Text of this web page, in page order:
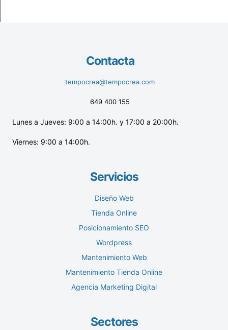
Contacta
tempocrea@tempocrea.com
649 400 155
Lunes a Jueves: 9:00 a 14:00h. y 17:00 a 20:00h.
Viernes: 9:00 a 14:00h.
Servicios
Diseño Web
Tienda Online
Posicionamiento SEO
Wordpress
Mantenimiento Web
Mantenimiento Tienda Online
Agencia Marketing Digital
Sectores